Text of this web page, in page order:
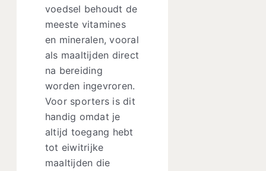
voedsel behoudt de
meeste vitamines
en mineralen, vooral
als maaltijden direct
na bereiding
worden ingevroren.
Voor sporters is dit
handig omdat je
altijd toegang hebt
tot eiwitrijke
maaltijden die